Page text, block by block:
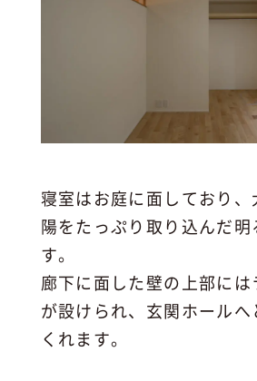
寝室はお庭に面しており、
陽をたっぷり取り込んだ
す。
廊下に面した壁の上部には
が設けられ、玄関ホールへ
くれます。